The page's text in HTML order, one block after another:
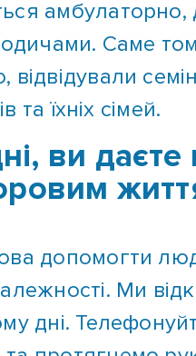
Саме
та їхніх сімей.
ви даєте
Ми
дні.
протягнемо